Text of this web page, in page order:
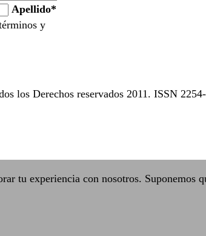
Apellido*
y
los Derechos reservados 2011. ISSN
tu experiencia con nosotros. Suponemos